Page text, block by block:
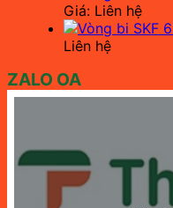
Giá: Liên hệ
Liên hệ
ZALO OA